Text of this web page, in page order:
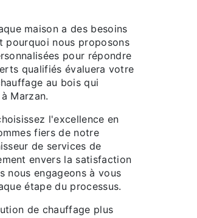
maison a des besoins
pourquoi nous proposons
pour répondre
qualifiés évaluera votre
au bois qui
Marzan.
l'excellence en
fiers de notre
de services de
envers la satisfaction
nous engageons à vous
étape du processus.
de chauffage plus